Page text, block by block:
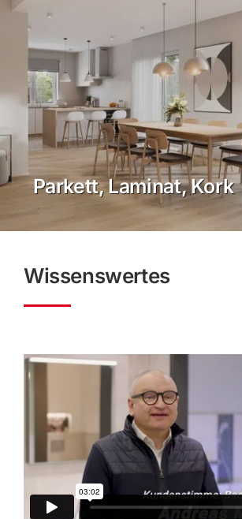
Parkett, Laminat, Kork
Wissens­wertes